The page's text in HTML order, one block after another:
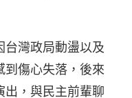
台灣政局動盪以及
到傷心失落，後來
出，與民主前輩聊